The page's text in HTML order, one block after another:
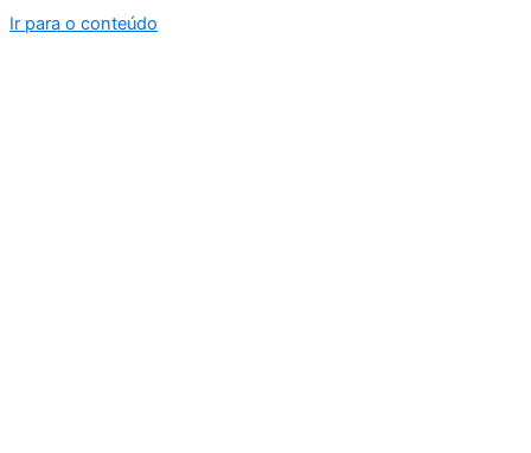
Ir para o conteúdo